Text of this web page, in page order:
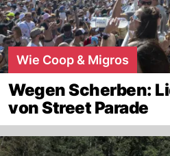
Wie Coop & Migros
Wegen Scherben:
von Street Parade